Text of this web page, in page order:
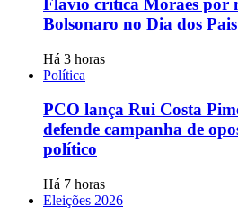
Flávio critica Moraes por
Bolsonaro no Dia dos Pais
Há 3 horas
Política
PCO lança Rui Costa
defende campanha de
político
Há 7 horas
Eleições 2026